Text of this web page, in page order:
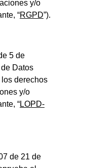
y/o
“RGPD”).
5 de
Datos
derechos
y/o
“LOPD-
de 21 de